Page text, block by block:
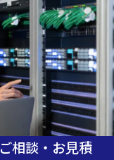
相談・お見積